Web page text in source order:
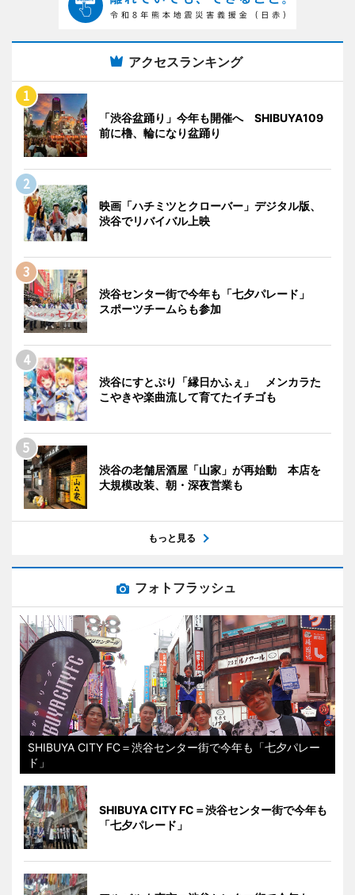
アクセスランキング
「渋谷盆踊り」今年も開催へ SHIBUYA109
前に櫓、輪になり盆踊り
映画「ハチミツとクローバー」デジタル版、
渋谷でリバイバル上映
渋谷センター街で今年も「七夕パレード」
スポーツチームらも参加
渋谷にすとぷり「縁日かふぇ」 メンカラた
こやきや楽曲流して育てたイチゴも
渋谷の老舗居酒屋「山家」が再始動 本店を
大規模改装、朝・深夜営業も
もっと見る
フォトフラッシュ
SHIBUYA CITY FC＝渋谷センター街で今年も「七夕パレー
ド」
SHIBUYA CITY FC＝渋谷センター街で今年も
「七夕パレード」